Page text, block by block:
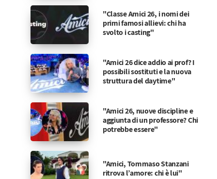
"Classe Amici 26, i nomi dei
primi famosi allievi: chi ha
svolto i casting"
"Amici 26 dice addio ai prof? I
possibili sostituti e la nuova
struttura del daytime"
"Amici 26, nuove discipline e
aggiunta di un professore? Chi
potrebbe essere"
"Amici, Tommaso Stanzani
ritrova l’amore: chi è lui"